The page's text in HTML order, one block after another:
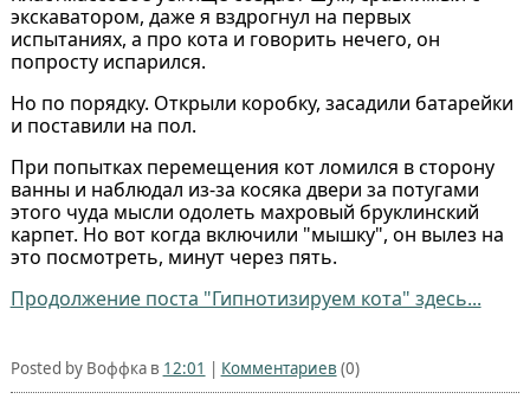
экскаватором, даже я вздрогнул на первых
испытаниях, а про кота и говорить нечего, он
попросту испарился.
Но по порядку. Открыли коробку, засадили батарейки
и поставили на пол.
При попытках перемещения кот ломился в сторону
ванны и наблюдал из-за косяка двери за потугами
этого чуда мысли одолеть махровый бруклинский
карпет. Но вот когда включили "мышку", он вылез на
это посмотреть, минут через пять.
Продолжение поста "Гипнотизируем кота" здесь...
Posted by Воффка в 12:01 | Комментариев (0)